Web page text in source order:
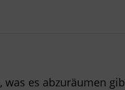
, was es abzuräumen